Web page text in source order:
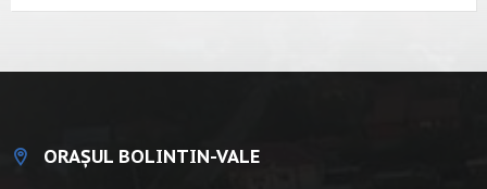
ORAȘUL BOLINTIN-VALE